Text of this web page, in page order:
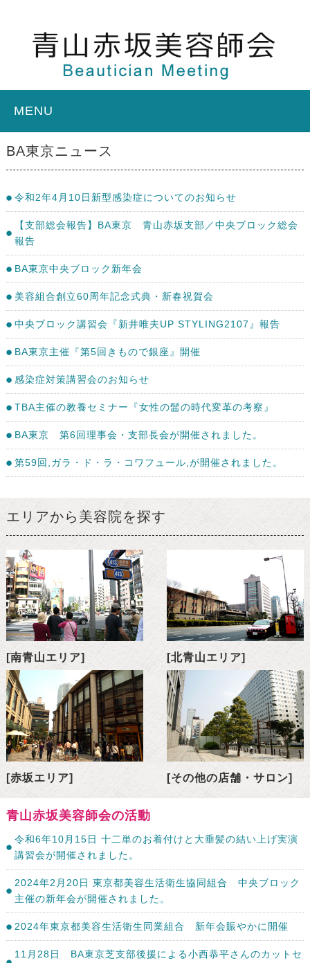
MENU
BA東京ニュース
令和2年4月10日新型感染症についてのお知らせ
【支部総会報告】BA東京 青山赤坂支部／中央ブロック総会
報告
BA東京中央ブロック新年会
美容組合創立60周年記念式典・新春祝賀会
中央ブロック講習会『新井唯夫UP STYLING2107』報告
BA東京主催『第5回きもので銀座』開催
感染症対策講習会のお知らせ
TBA主催の教養セミナー『女性の髷の時代変革の考察』
BA東京 第6回理事会・支部長会が開催されました。
第59回,ガラ・ド・ラ・コワフュール,が開催されました。
エリアから美容院を探す
[南青山エリア] [北青山エリア]
[赤坂エリア] [その他の店舗・サロン]
青山赤坂美容師会の活動
令和6年10月15日 十二単のお着付けと大垂髪の結い上げ実演
講習会が開催されました。
2024年2月20日 東京都美容生活衛生協同組合 中央ブロック
主催の新年会が開催されました。
2024年東京都美容生活衛生同業組合 新年会賑やかに開催
11月28日 BA東京芝支部後援による小西恭平さんのカットセ